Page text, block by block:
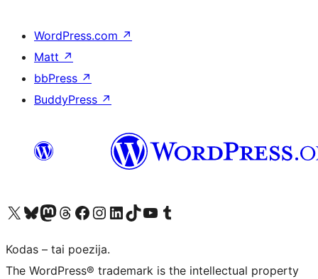
WordPress.com ↗
Matt ↗
bbPress ↗
BuddyPress ↗
Visit our X (formerly Twitter) account
Apsilankykite mūsų Bluesky paskyroje
Visit our Mastodon account
Apsilankykite mūsų Threads paskyroje
Visit our Facebook page
Visit our Instagram account
Visit our LinkedIn account
Apsilankykite mūsų TikTok paskyroje
Visit our YouTube channel
Apsilankykite mūsų Tumblr paskyroje
Kodas – tai poezija.
The WordPress® trademark is the intellectual property